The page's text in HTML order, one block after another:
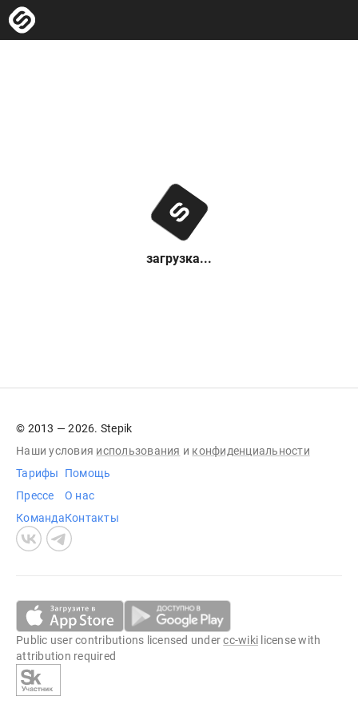
загрузка...
© 2013 — 2026. Stepik
Наши условия использования и конфиденциальности
Тарифы
Прессе
Команда
Помощь
О нас
Контакты
Public user contributions licensed undercc-wiki license with
attribution required